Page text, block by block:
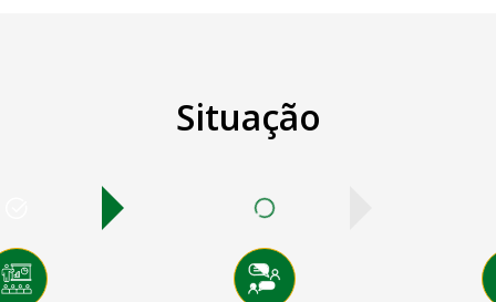
Situação